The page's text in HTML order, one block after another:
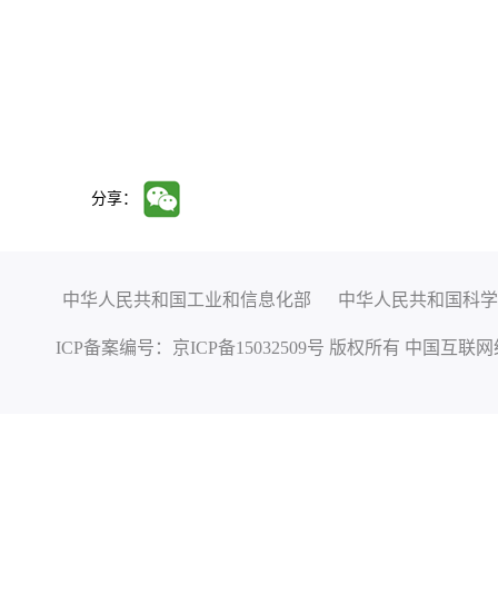
分享：
中华人民共和国工业和信息化部 中华人民共和国科
ICP备案编号： 京ICP备15032509号 版权所有 中国互联